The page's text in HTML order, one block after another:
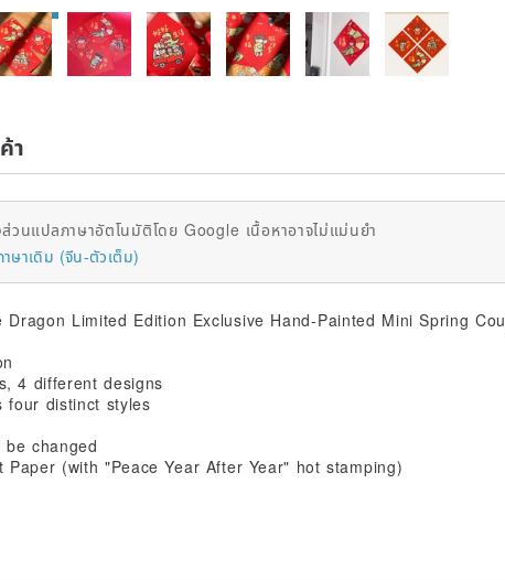
า
วนแปลภาษาอัตโนมัติโดย Google เนื้อหาอาจไม่แม่นยำ
ษาเดิม (จีน-ตัวเต็ม)
Limited Edition Exclusive Hand-Painted Mini Spring
4 different designs
four distinct styles
changed
Paper (with "Peace Year After Year" hot stamping)